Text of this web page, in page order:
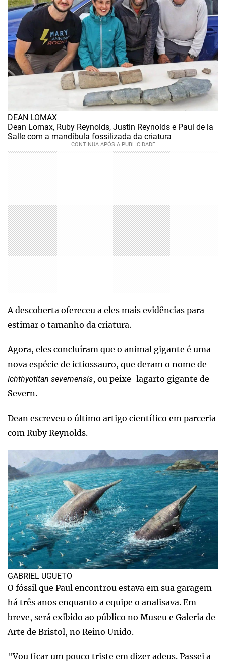
DEAN LOMAX
Dean Lomax, Ruby Reynolds, Justin Reynolds e Paul de la
Salle com a mandíbula fossilizada da criatura
A descoberta ofereceu a eles mais evidências para
estimar o tamanho da criatura.
Agora, eles concluíram que o animal gigante é uma
nova espécie de ictiossauro, que deram o nome de
Ichthyotitan severnensis, ou peixe-lagarto gigante de
Severn.
Dean escreveu o último artigo científico em parceria
com Ruby Reynolds.
GABRIEL UGUETO
O fóssil que Paul encontrou estava em sua garagem
há três anos enquanto a equipe o analisava. Em
breve, será exibido ao público no Museu e Galeria de
Arte de Bristol, no Reino Unido.
"Vou ficar um pouco triste em dizer adeus. Passei a